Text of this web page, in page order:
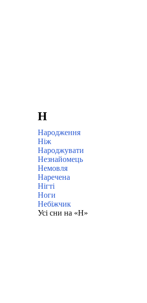
Н
Народження
Ніж
Народжувати
Незнайомець
Немовля
Наречена
Нігті
Ноги
Небіжчик
Усі сни на «Н»